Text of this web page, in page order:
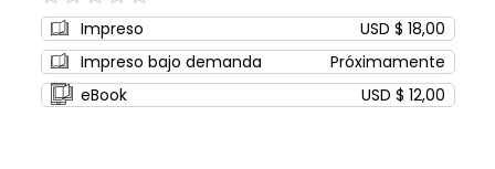
0%
Impreso
USD $ 18,00
Impreso bajo demanda
Próximamente
eBook
USD $ 12,00